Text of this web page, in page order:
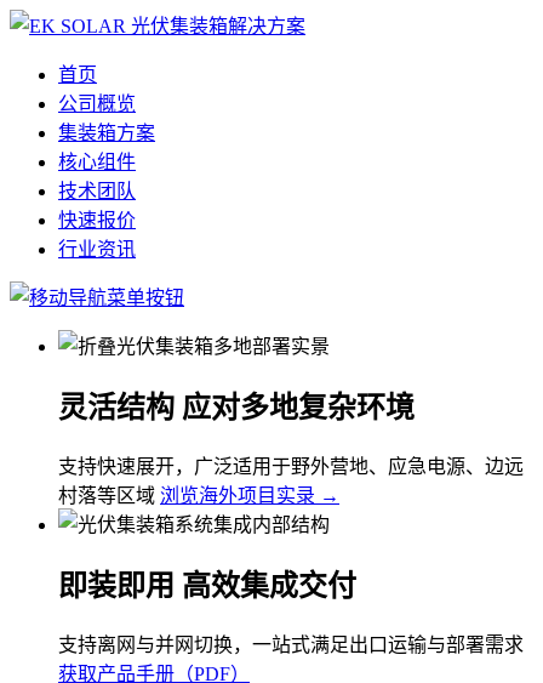
首页
公司概览
集装箱方案
核心组件
技术团队
快速报价
行业资讯
灵活结构 应对多地复杂环境
支持快速展开，广泛适用于野外营地、应急电源、边远
村落等区域 浏览海外项目实录 →
即装即用 高效集成交付
支持离网与并网切换，一站式满足出口运输与部署需求
获取产品手册（PDF）